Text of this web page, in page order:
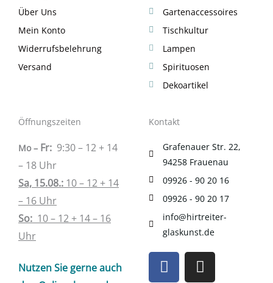
Über Uns
Mein Konto
Widerrufsbelehrung
Versand
Gartenaccessoires
Tischkultur
Lampen
Spirituosen
Dekoartikel
Öffnungszeiten
Mo – Fr: 9:30 – 12 + 14
– 18 Uhr
Sa, 15.08.: 10 – 12 + 14
– 16 Uhr
So: 10 – 12 + 14 – 16
Uhr
Nutzen Sie gerne auch
Kontakt
Grafenauer Str. 22,
94258 Frauenau
09926 - 90 20 16
09926 - 90 20 17
info@hirtreiter-
glaskunst.de
F
a
I
n